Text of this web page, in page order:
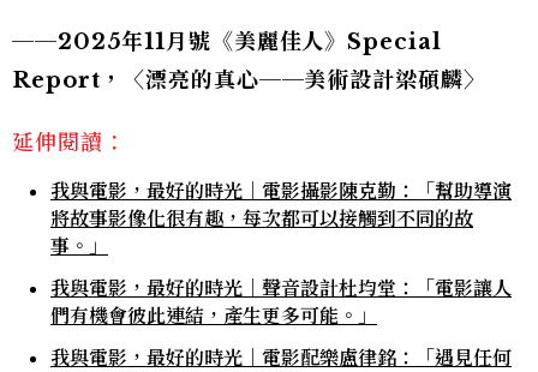
──2025年11月號《美麗佳人》Special
Report，〈漂亮的真心──美術設計梁碩麟〉
延伸閱讀：
我與電影，最好的時光｜電影攝影陳克勤：「幫助導演
將故事影像化很有趣，每次都可以接觸到不同的故
事。」
我與電影，最好的時光｜聲音設計杜均堂：「電影讓人
們有機會彼此連結，產生更多可能。」
我與電影，最好的時光｜電影配樂盧律銘：「遇見任何